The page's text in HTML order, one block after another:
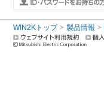
WIN2Kトップ 製品情報